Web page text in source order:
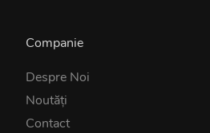
Companie
Despre Noi
Noutăţi
Contact